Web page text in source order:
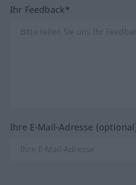
Ihr Feedback*
Ihre E-Mail-Adresse